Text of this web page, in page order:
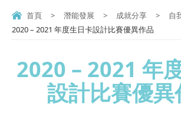
首頁 > 潛能發展 > 成就分享 > 自
2020 – 2021 年度生日卡設計比賽優異作品
2020 – 2021 年
設計比賽優異